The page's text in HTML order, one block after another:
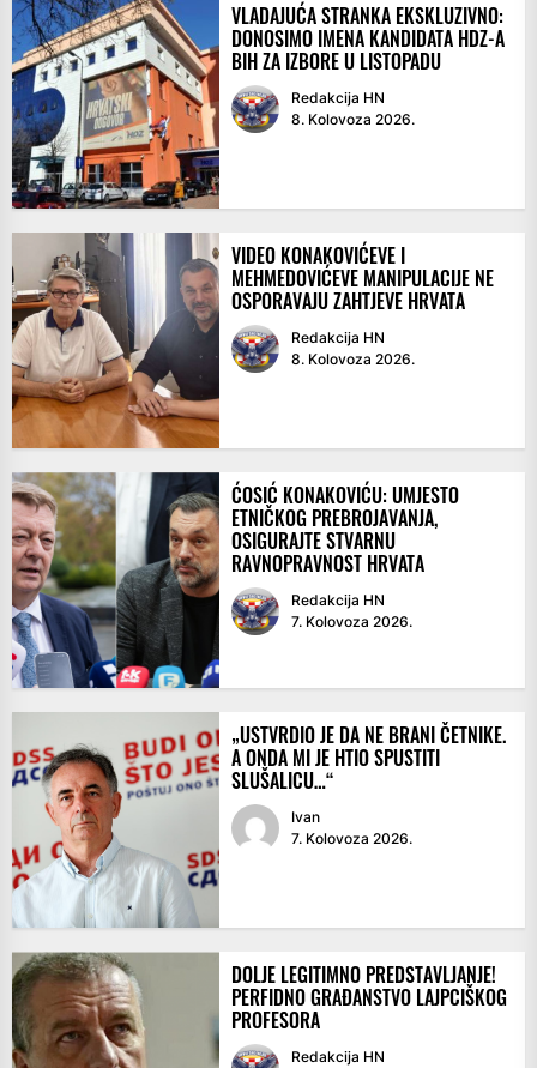
VLADAJUĆA STRANKA EKSKLUZIVNO:
DONOSIMO IMENA KANDIDATA HDZ-A
BIH ZA IZBORE U LISTOPADU
Redakcija HN
8. Kolovoza 2026.
VIDEO KONAKOVIĆEVE I
MEHMEDOVIĆEVE MANIPULACIJE NE
OSPORAVAJU ZAHTJEVE HRVATA
Redakcija HN
8. Kolovoza 2026.
ĆOSIĆ KONAKOVIĆU: UMJESTO
ETNIČKOG PREBROJAVANJA,
OSIGURAJTE STVARNU
RAVNOPRAVNOST HRVATA
Redakcija HN
7. Kolovoza 2026.
„USTVRDIO JE DA NE BRANI ČETNIKE.
A ONDA MI JE HTIO SPUSTITI
SLUŠALICU…“
Ivan
7. Kolovoza 2026.
DOLJE LEGITIMNO PREDSTAVLJANJE!
PERFIDNO GRAĐANSTVO LAJPCIŠKOG
PROFESORA
Redakcija HN